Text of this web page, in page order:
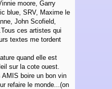
moore, Garry
blue, SRV, Maxime le
John Scofield,
ces artistes qui
textes me tordent
quand elle est
sur la cote ouest.
AMIS boire un bon vin
refaire le monde...(on